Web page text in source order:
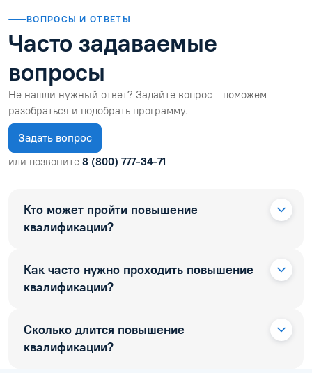
ВОПРОСЫ И ОТВЕТЫ
Часто задаваемые
вопросы
Не нашли нужный ответ? Задайте вопрос — поможем
разобраться и подобрать программу.
Задать вопрос
или позвоните 8 (800) 777-34-71
Кто может пройти повышение
квалификации?
Как часто нужно проходить повышение
квалификации?
Сколько длится повышение
квалификации?